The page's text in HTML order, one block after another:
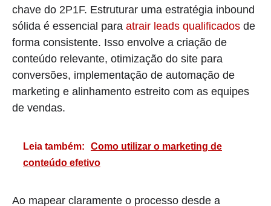
chave do 2P1F. Estruturar uma estratégia inbound
sólida é essencial para atrair leads qualificados de
forma consistente. Isso envolve a criação de
conteúdo relevante, otimização do site para
conversões, implementação de automação de
marketing e alinhamento estreito com as equipes
de vendas.
Leia também:
Como utilizar o marketing de
conteúdo efetivo
Ao mapear claramente o processo desde a